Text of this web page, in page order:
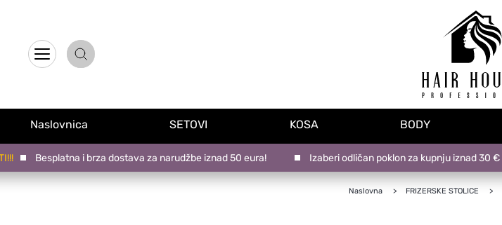
Proizvodi na promociji
Novo u ponudi
Naslovnica SETOVI KOSA BODY
Besplatna i brza dostava za narudžbe iznad 50 eura! Izaberi odličan poklon za kupnju iznad 30 €
Naslovna FRIZERSKE STOLICE